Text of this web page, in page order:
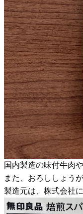
国内製造の味付牛肉
また、おろししょう
製造元は、株式会社